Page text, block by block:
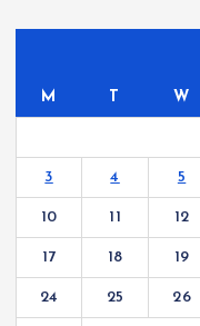
M W
3 4 5
10 11 12
17 18 19
24 25 26